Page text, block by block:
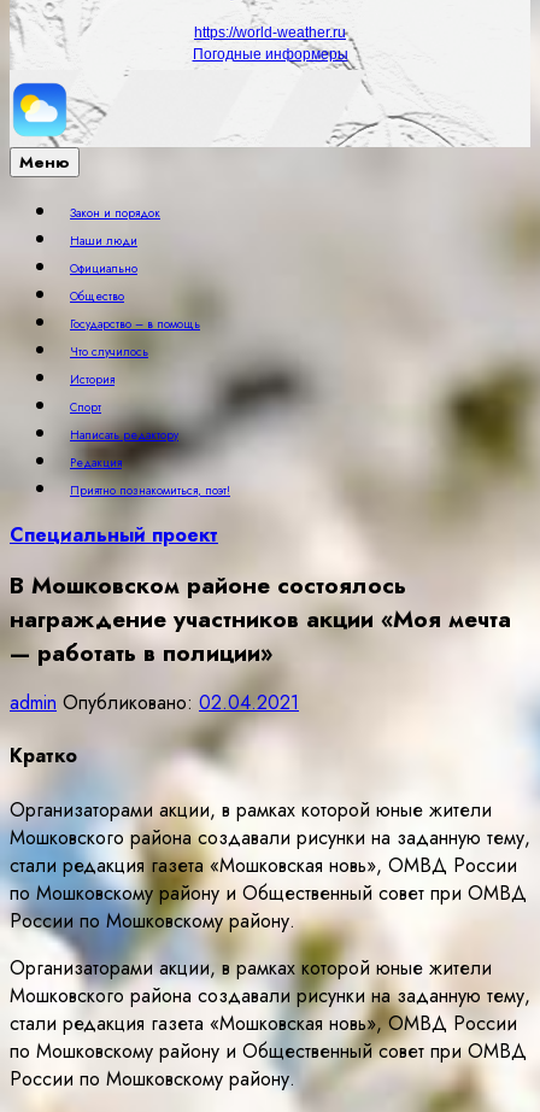
https://world-weather.ru
Погодные информеры
Меню
Закон и порядок
Наши люди
Официально
Общество
Государство – в помощь
Что случилось
История
Спорт
Написать редактору
Редакция
Приятно познакомиться, поэт!
Специальный проект
В Мошковском районе состоялось
награждение участников акции «Моя мечта
— работать в полиции»
admin Опубликовано: 02.04.2021
Кратко
Организаторами акции, в рамках которой юные жители
Мошковского района создавали рисунки на заданную тему,
стали редакция газета «Мошковская новь», ОМВД России
по Мошковскому району и Общественный совет при ОМВД
России по Мошковскому району.
Организаторами акции, в рамках которой юные жители
Мошковского района создавали рисунки на заданную тему,
стали редакция газета «Мошковская новь», ОМВД России
по Мошковскому району и Общественный совет при ОМВД
России по Мошковскому району.